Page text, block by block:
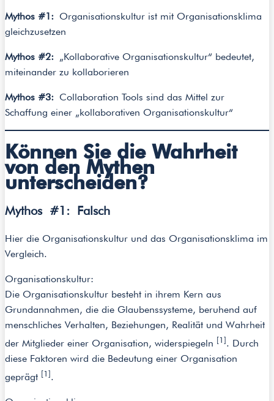
Mythos #1: Organisationskultur ist mit Organisationsklima
gleichzusetzen
Mythos #2: „Kollaborative Organisationskultur“ bedeutet,
miteinander zu kollaborieren
Mythos #3: Collaboration Tools sind das Mittel zur
Schaffung einer „kollaborativen Organisationskultur“
Können Sie die Wahrheit
von den Mythen
unterscheiden?
Mythos #1: Falsch
Hier die Organisationskultur und das Organisationsklima im
Vergleich.
Organisationskultur:
Die Organisationskultur besteht in ihrem Kern aus
Grundannahmen, die die Glaubenssysteme, beruhend auf
menschliches Verhalten, Beziehungen, Realität und Wahrheit
der Mitglieder einer Organisation, widerspiegeln [1]. Durch
diese Faktoren wird die Bedeutung einer Organisation
geprägt [1].